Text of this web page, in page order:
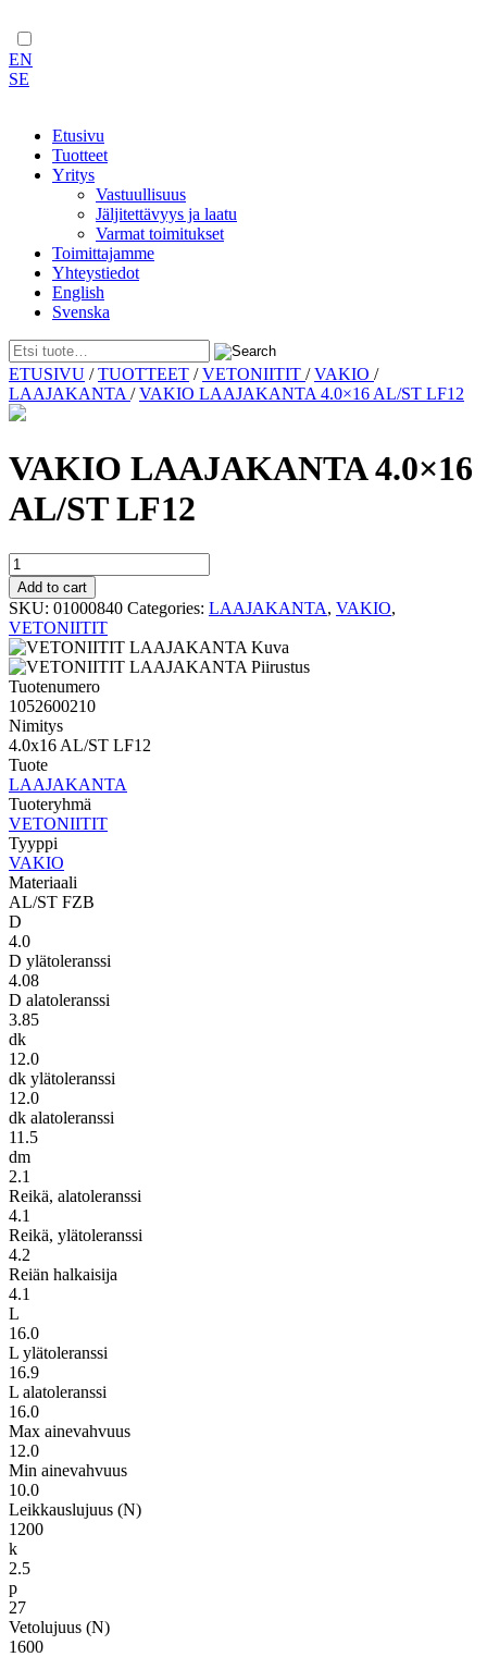
EN
SE
Etusivu
Tuotteet
Yritys
Vastuullisuus
Jäljitettävyys ja laatu
Varmat toimitukset
Toimittajamme
Yhteystiedot
English
Svenska
Skip
to
content
ETUSIVU /TUOTTEET /VETONIITIT /VAKIO /
LAAJAKANTA /VAKIO LAAJAKANTA 4.0×16 AL/ST LF12
VAKIO LAAJAKANTA 4.0×16
AL/ST LF12
VAKIO
LAAJAKANTA
4.0x16
AL/ST
LF12
quantity
Add to cart
SKU: 01000840 Categories: LAAJAKANTA, VAKIO,
VETONIITIT
Tuotenumero
1052600210
Nimitys
4.0x16 AL/ST LF12
Tuote
LAAJAKANTA
Tuoteryhmä
VETONIITIT
Tyyppi
VAKIO
Materiaali
AL/ST FZB
D
4.0
D ylätoleranssi
4.08
D alatoleranssi
3.85
dk
12.0
dk ylätoleranssi
12.0
dk alatoleranssi
11.5
dm
2.1
Reikä, alatoleranssi
4.1
Reikä, ylätoleranssi
4.2
Reiän halkaisija
4.1
L
16.0
L ylätoleranssi
16.9
L alatoleranssi
16.0
Max ainevahvuus
12.0
Min ainevahvuus
10.0
Leikkauslujuus (N)
1200
k
2.5
p
27
Vetolujuus (N)
1600